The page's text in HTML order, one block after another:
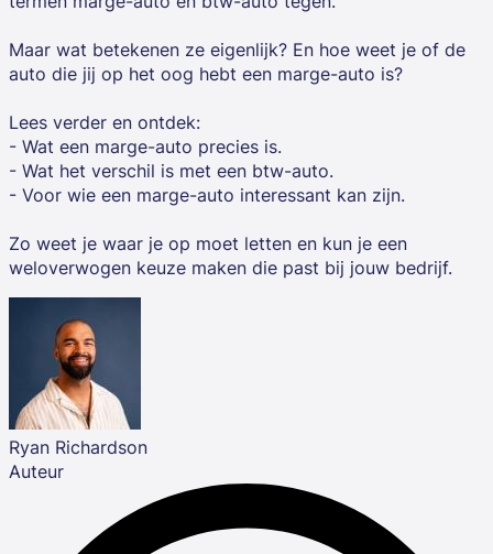
Maar wat betekenen ze eigenlijk? En hoe weet je of de
auto die jij op het oog hebt een marge-auto is?
Lees verder en ontdek:
- Wat een marge-auto precies is.
- Wat het verschil is met een btw-auto.
- Voor wie een marge-auto interessant kan zijn.
Zo weet je waar je op moet letten en kun je een
weloverwogen keuze maken die past bij jouw bedrijf.
Ryan Richardson
Auteur